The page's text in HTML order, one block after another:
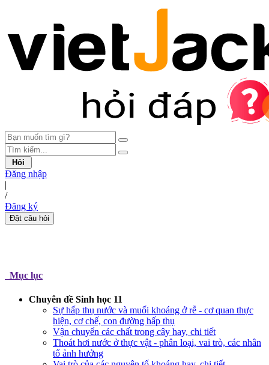
Hỏi
Đăng nhập
|
/
Đăng ký
Đặt câu hỏi
Mục lục
Chuyên đề Sinh học 11
Sự hấp thụ nước và muối khoáng ở rễ - cơ quan thực
hiện, cơ chế, con đường hấp thụ
Vận chuyển các chất trong cây hay, chi tiết
Thoát hơi nước ở thực vật - phân loại, vai trò, các nhân
tố ảnh hưởng